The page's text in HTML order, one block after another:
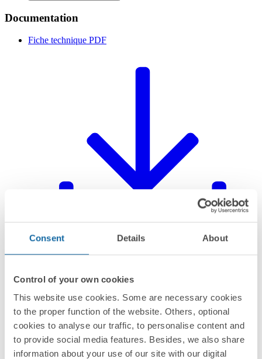
Consent Details About
Control of your own cookies
This website use cookies. Some are necessary cookies
to the proper function of the website. Others, optional
cookies to analyse our traffic, to personalise content and
to provide social media features. Besides, we also share
information about your use of our site with our digital
Documentation
Fiche technique PDF
Feuille d'instructionsPDF